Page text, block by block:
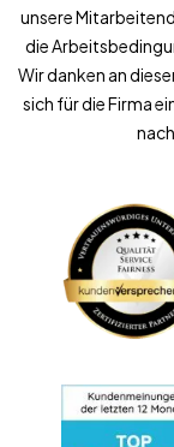
unsere
die
Wir danken an
sich für die Firma